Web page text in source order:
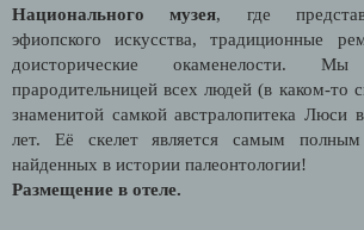
Национального музея, где
эфиопского искусства, традиционные
доисторические окаменелости. Мы
прародительницей всех людей (в каком-то
знаменитой самкой австралопитека Люси
лет. Её скелет является самым
найденных в истории палеонтологии!
Размещение в отеле.